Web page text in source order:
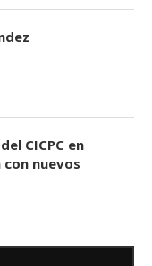
CICPC en
nuevos